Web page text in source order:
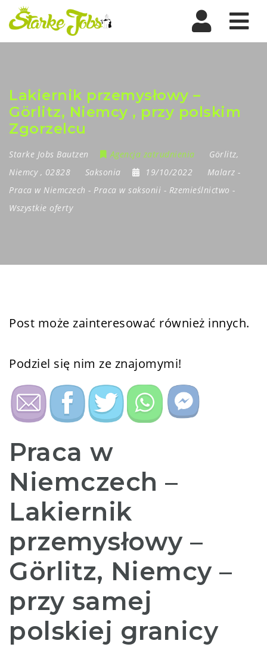
Lakiernik przemysłowy –
Görlitz, Niemcy , przy polskim
Zgorzelcu
Starke Jobs Bautzen Agencja zatrudnienia Görlitz,
Niemcy, 02828 Saksonia 19/10/2022 Malarz -
Praca w Niemczech - Praca w saksonii - Rzemieślnictwo -
Wszystkie oferty
Post może zainteresować również innych.
Podziel się nim ze znajomymi!
Praca w
Niemczech –
Lakiernik
przemysłowy –
Görlitz, Niemcy –
przy samej
polskiej granicy